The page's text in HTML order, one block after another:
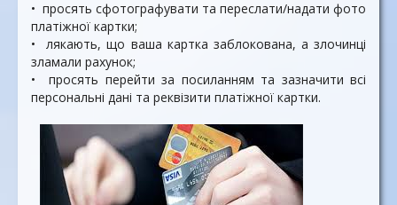
• просять сфотографувати та переслати/надати фото
пла­тіжної картки;
• лякають, що ваша картка заблокована, а злочинці
зла­мали рахунок;
• просять перейти за поси­ланням та зазначити всі
пер­сональні дані та реквізити платіжної картки.